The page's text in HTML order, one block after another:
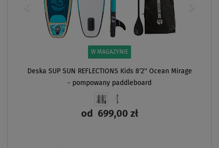
W MAGAZYNIE
Deska SUP SUN REFLECTIONS Kids 8'2'' Ocean Mirage
- pompowany paddleboard
od 699,00 zł